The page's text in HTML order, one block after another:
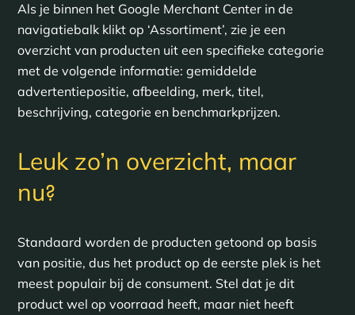
Als je binnen het Google Merchant Center in de
navigatiebalk klikt op ‘Assortiment’, zie je een
overzicht van producten uit een specifieke categorie
met de volgende informatie: gemiddelde
advertentiepositie, afbeelding, merk, titel,
beschrijving, categorie en benchmarkprijzen.
Leuk zo’n overzicht, maar
nu?
Standaard worden de producten getoond op basis
van positie, dus het product op de eerste plek is het
meest populair bij de consument. Stel dat je dit
product wel op voorraad heeft, maar niet heeft